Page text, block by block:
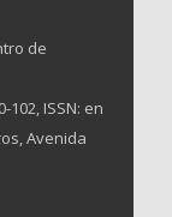
de
ISSN: en
Avenida